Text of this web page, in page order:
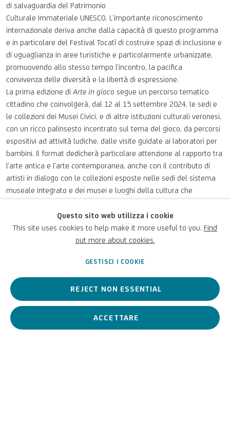
di salvaguardia del Patrimonio
Culturale Immateriale UNESCO. L’importante riconoscimento
internazionale deriva anche dalla capacità di questo programma
e in particolare del Festival Tocatì di costruire spazi di inclusione e
di uguaglianza in aree turistiche e particolarmente urbanizzate,
promuovendo allo stesso tempo l’incontro, la pacifica
convivenza delle diversità e la libertà di espressione.
La prima edizione diArte in gioco segue un percorso tematico
cittadino che coinvolgerà, dal 12 al 15 settembre 2024, le sedi e
le collezioni dei Musei Civici, e di altre istituzioni culturali veronesi,
con un ricco palinsesto incentrato sul tema del gioco, da percorsi
espositivi ad attività ludiche, dalle visite guidate ai laboratori per
bambini. Il format dedicherà particolare attenzione al rapporto tra
l’arte antica e l’arte contemporanea, anche con il contributo di
artisti in dialogo con le collezioni esposte nelle sedi del sistema
museale integrato e dei musei e luoghi della cultura che
Istituto Centrale per il Patrimonio Immateriale del Ministero della
Cultura.
Programma - Tocatì (tocati.it)
PRECEDENTE PROSSIMO
Questo sito web utilizza i cookie
This site uses cookies to help make it more useful to you. Find
out more about cookies.
GESTISCI I COOKIE
REJECT NON ESSENTIAL
ACCETTARE